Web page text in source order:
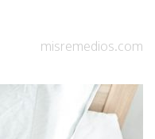
misremedios.com